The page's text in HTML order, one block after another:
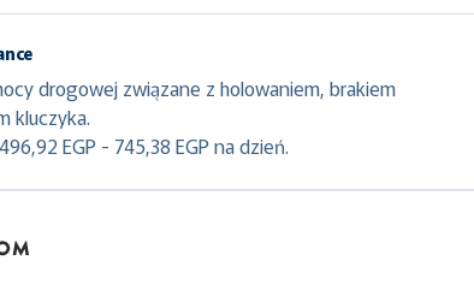
drogowej związane z holowaniem, brakiem
kluczyka.
EGP - 745,38 EGP na dzień.